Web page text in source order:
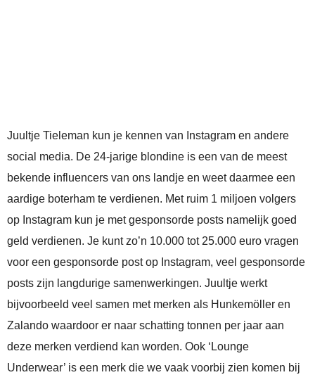
Juultje Tieleman kun je kennen van Instagram en andere
social media. De 24-jarige blondine is een van de meest
bekende influencers van ons landje en weet daarmee een
aardige boterham te verdienen. Met ruim 1 miljoen volgers
op Instagram kun je met gesponsorde posts namelijk goed
geld verdienen. Je kunt zo’n 10.000 tot 25.000 euro vragen
voor een gesponsorde post op Instagram, veel gesponsorde
posts zijn langdurige samenwerkingen. Juultje werkt
bijvoorbeeld veel samen met merken als Hunkemöller en
Zalando waardoor er naar schatting tonnen per jaar aan
deze merken verdiend kan worden. Ook ‘Lounge
Underwear’ is een merk die we vaak voorbij zien komen bij